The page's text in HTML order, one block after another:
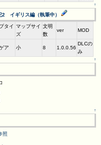
↑
2 イギリス編（執筆中）
タイ マップサイ
ズ
文明
数
ver MOD
ア 小 8 1.0.0.56
DLCの
み
↑
↑
照